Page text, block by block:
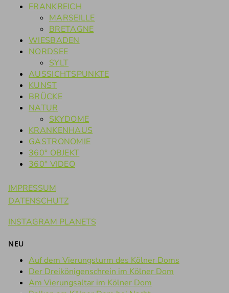
FRANKREICH
MARSEILLE
BRETAGNE
WIESBADEN
NORDSEE
SYLT
AUSSICHTSPUNKTE
KUNST
BRÜCKE
NATUR
SKYDOME
KRANKENHAUS
GASTRONOMIE
360° OBJEKT
360° VIDEO
IMPRESSUM
DATENSCHUTZ
INSTAGRAM PLANETS
NEU
Auf dem Vierungsturm des Kölner Doms
Der Dreikönigenschrein im Kölner Dom
Am Vierungsaltar im Kölner Dom